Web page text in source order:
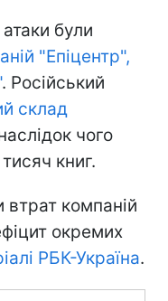
були
"Епіцентр",
. Російський
склад
чого
книг.
компаній
окремих
РБК-Україна.